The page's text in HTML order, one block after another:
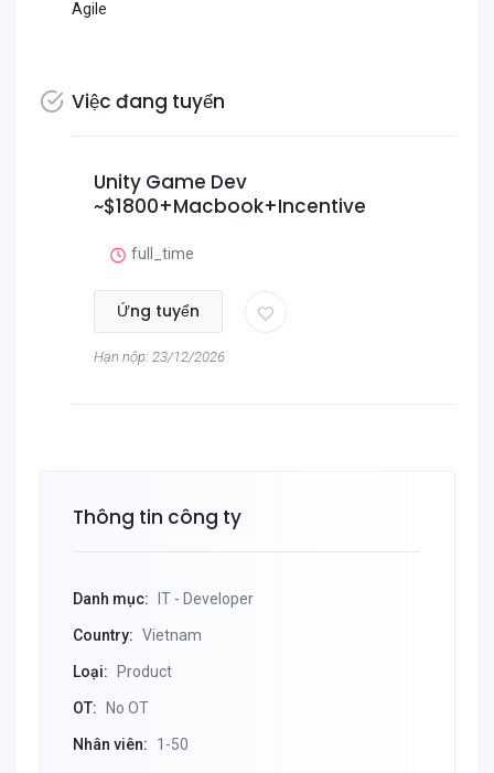
Agile
Việc đang tuyển
Unity Game Dev
~$1800+Macbook+Incentive
full_time
Ứng tuyển
Hạn nộp: 23/12/2026
Thông tin công ty
Danh mục: IT - Developer
Country: Vietnam
Loại: Product
OT: No OT
Nhân viên: 1-50